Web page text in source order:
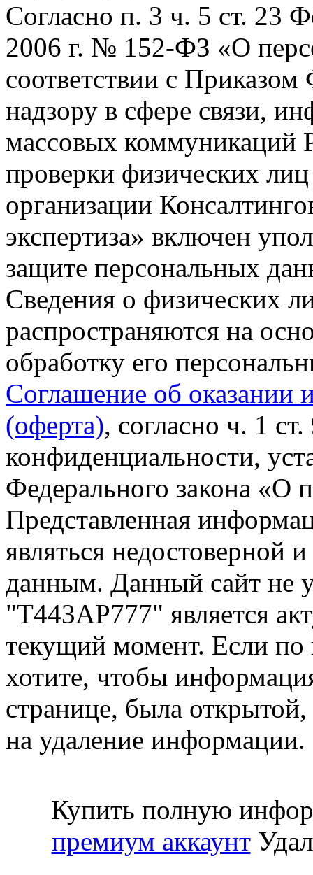
Согласно п. 3 ч. 5 ст. 23
2006 г. № 152-ФЗ «О
соответствии с
надзору в сфере связи,
массовых коммуникаций
проверки физических
организации
экспертиза» включен
защите персональных
Сведения о физических
распространяются на
обработку его
Соглашение об оказании
(оферта), согласно ч. 1
конфиденциальности,
Федерального закона «О
Представленная
являться недостоверной
данным. Данный сайт не
"Т443АР777" является
текущий момент. Если
хотите, чтобы
странице, была открытой,
на удаление информации.
Купить полную
премиум аккаунт